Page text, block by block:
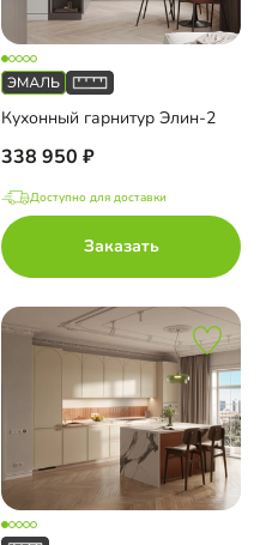
Кухонный гарнитур Элин-2
338 950
Доступно для доставки
Заказать